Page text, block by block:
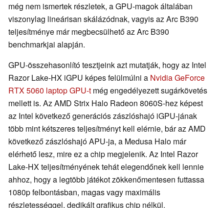
még nem ismertek részletek, a GPU-magok általában
viszonylag lineárisan skálázódnak, vagyis az Arc B390
teljesítménye már megbecsülhető az Arc B390
benchmarkjai alapján.
GPU-összehasonlító tesztjeink azt mutatják, hogy az Intel
Razor Lake-HX iGPU képes felülmúlni a Nvidia GeForce
RTX 5060 laptop GPU-t még engedélyezett sugárkövetés
mellett is. Az AMD Strix Halo Radeon 8060S-hez képest
az Intel következő generációs zászlóshajó iGPU-jának
több mint kétszeres teljesítményt kell elérnie, bár az AMD
következő zászlóshajó APU-ja, a Medusa Halo már
elérhető lesz, mire ez a chip megjelenik. Az Intel Razor
Lake-HX teljesítményének tehát elegendőnek kell lennie
ahhoz, hogy a legtöbb játékot zökkenőmentesen futtassa
1080p felbontásban, magas vagy maximális
részletességgel, dedikált grafikus chip nélkül.